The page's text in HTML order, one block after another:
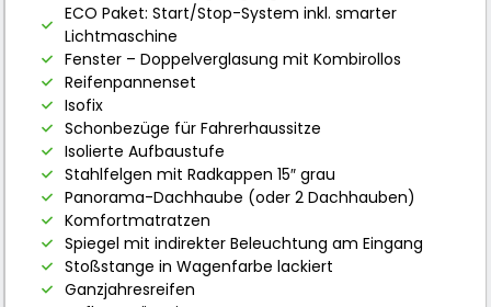
ECO Paket: Start/Stop-System inkl. smarter
Lichtmaschine
Fenster – Doppelverglasung mit Kombirollos
Reifenpannenset
Isofix
Schonbezüge für Fahrerhaussitze
Isolierte Aufbaustufe
Stahlfelgen mit Radkappen 15″ grau
Panorama-Dachhaube (oder 2 Dachhauben)
Komfortmatratzen
Spiegel mit indirekter Beleuchtung am Eingang
Stoßstange in Wagenfarbe lackiert
Ganzjahresreifen